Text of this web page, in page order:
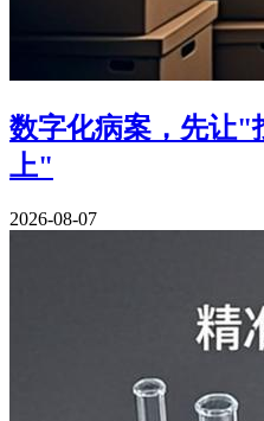
数字化病案，先让
上"
2026-08-07